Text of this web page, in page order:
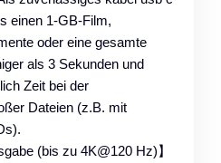
einen 1-GB-Film,
oder eine gesamte
als 3 Sekunden und
Zeit bei der
Dateien (z.B. mit
(bis zu 4K@120 Hz)】